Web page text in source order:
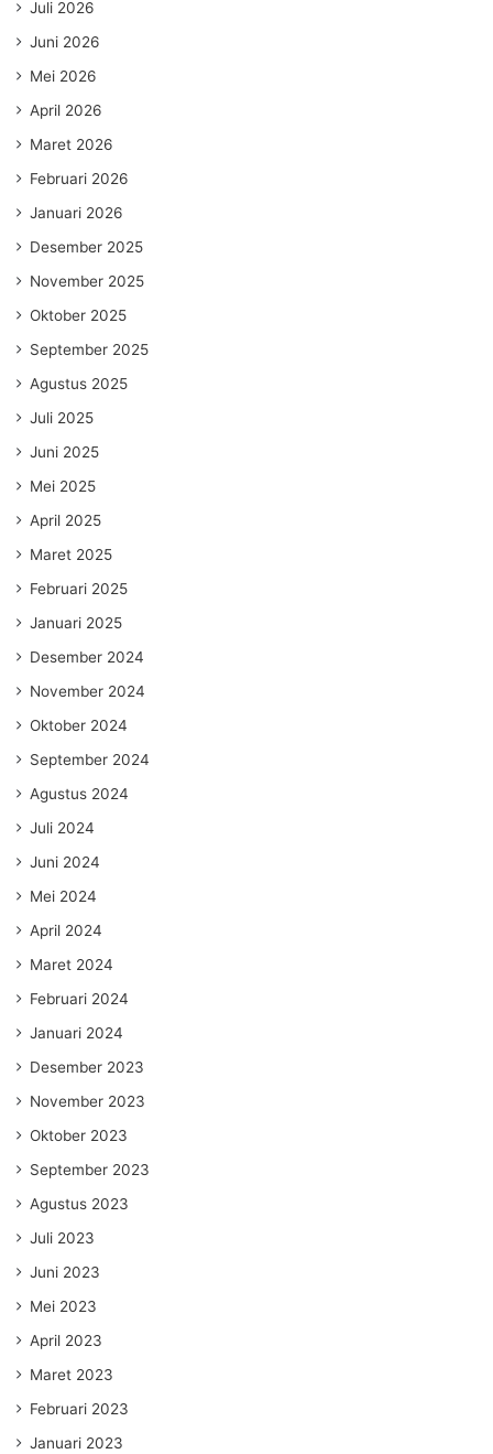
Juli 2026
Juni 2026
Mei 2026
April 2026
Maret 2026
Februari 2026
Januari 2026
Desember 2025
November 2025
Oktober 2025
September 2025
Agustus 2025
Juli 2025
Juni 2025
Mei 2025
April 2025
Maret 2025
Februari 2025
Januari 2025
Desember 2024
November 2024
Oktober 2024
September 2024
Agustus 2024
Juli 2024
Juni 2024
Mei 2024
April 2024
Maret 2024
Februari 2024
Januari 2024
Desember 2023
November 2023
Oktober 2023
September 2023
Agustus 2023
Juli 2023
Juni 2023
Mei 2023
April 2023
Maret 2023
Februari 2023
Januari 2023